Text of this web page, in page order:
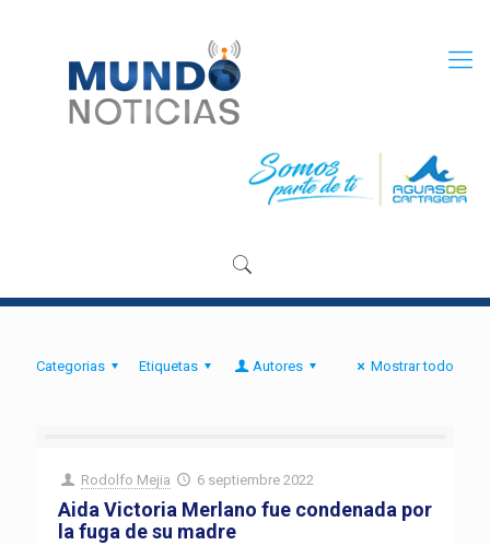
Categorias Etiquetas Autores Mostrar todo
Rodolfo Mejia 6 septiembre 2022
Aida Victoria Merlano fue condenada por
la fuga de su madre